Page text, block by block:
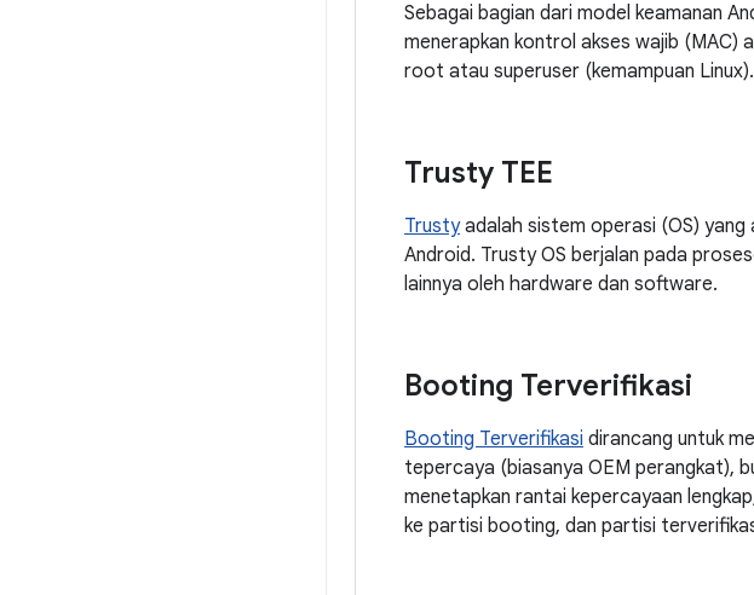
Sebagai bagian dari model keamanan
menerapkan kontrol akses wajib (MAC)
root atau superuser (kemampuan Linux).
Trusty TEE
Trustyadalah sistem operasi (OS) yang
Android. Trusty OS berjalan pada
lainnya oleh hardware dan software.
Booting Terverifikasi
Booting Terverifikasi dirancang untuk
tepercaya (biasanya OEM perangkat),
menetapkan rantai kepercayaan
ke partisi booting, dan partisi